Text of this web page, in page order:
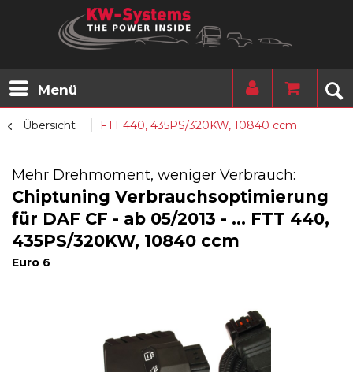
Menü
Übersicht FTT 440, 435PS/320KW, 10840 ccm
Mehr Drehmoment, weniger Verbrauch:
Chiptuning Verbrauchsoptimierung
für DAF CF - ab 05/2013 - ... FTT 440,
435PS/320KW, 10840 ccm
Euro 6